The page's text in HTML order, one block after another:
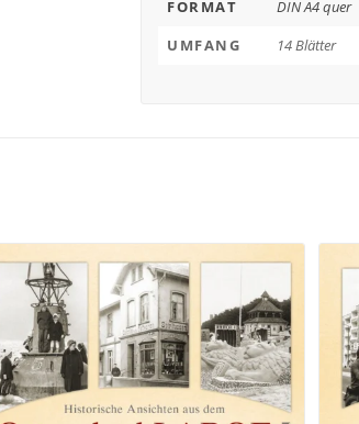
FORMAT
DIN A4 quer
UMFANG
14 Blätter